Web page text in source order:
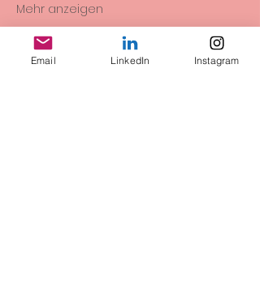
Mehr anzeigen
Email LinkedIn Instagram